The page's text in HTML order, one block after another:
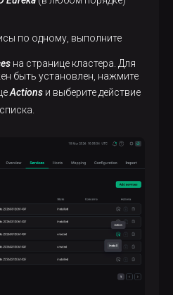
по одному, выполните
на странице кластера. Для
быть установлен, нажмите
Actions и выберите действие